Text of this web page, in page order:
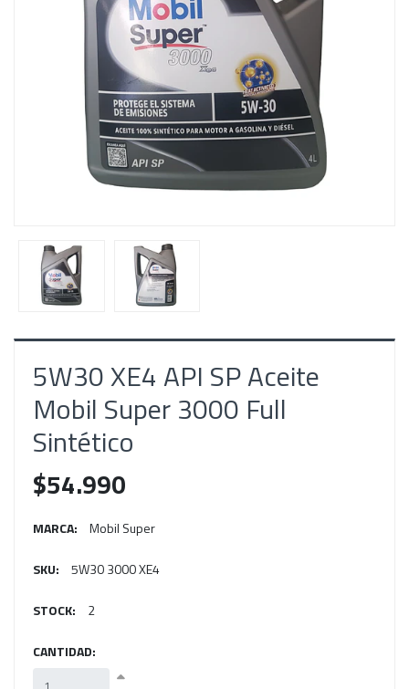
5W30 XE4 API SP Aceite
Mobil Super 3000 Full
Sintético
$54.990
MARCA: Mobil Super
SKU: 5W30 3000 XE4
STOCK: 2
CANTIDAD: